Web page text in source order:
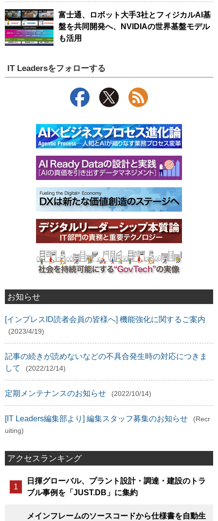
富士通、ロボット大手3社とフィジカルAI基
盤を共同開発へ、NVIDIAの世界基盤モデル
も活用
IT Leadersをフォローする
お知らせ
[インプレスID読者会員の皆様へ] 機能強化に関するご案内
(2023/4/19)
記事の続きが読めないなどの不具合発生時の対応につきま
して
(2022/12/14)
定期メンテナンスのお知らせ (2022/10/14)
[IT Leaders編集部より] 編集スタッフ募集のお知らせ
(Recr
uiting)
アクセスランキング
日揮グローバル、プラント設計・調達・建設のトラ
ブル事例を「JUST.DB」に集約
メインフレームのソースコードから仕様書を自動生